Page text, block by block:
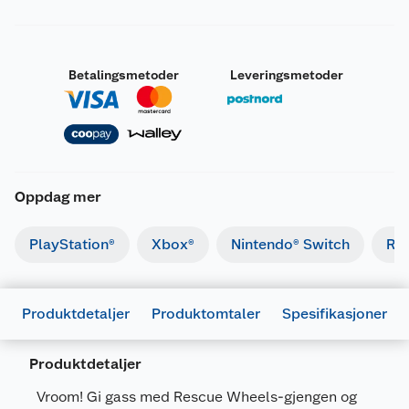
Betalingsmetoder Leveringsmetoder
Oppdag mer
PlayStation® Xbox® Nintendo® Switch
Produktdetaljer Produktomtaler Spesifikasjoner
Produktdetaljer
Vroom! Gi gass med Rescue Wheels-gjengen og